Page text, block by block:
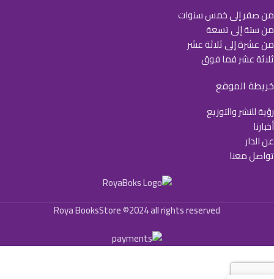
من صفر إلى خمس سنوات
من ستة إلى تسعة
من عشرة إلى ثلاثة عشر
ثلاثة عشر فما فوق
خريطة الموقع
رؤية للنشر والتوزيع
أخبارنا
عن الدار
تواصل معنا
Roya BooksStore ©2024 all rights reserved